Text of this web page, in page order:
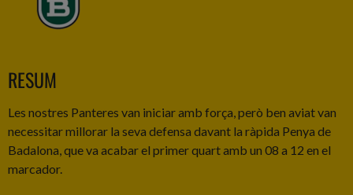
RESUM
Les nostres Panteres van iniciar amb força, però ben aviat van
necessitar millorar la seva defensa davant la ràpida Penya de
Badalona, que va acabar el primer quart amb un 08 a 12 en el
marcador.